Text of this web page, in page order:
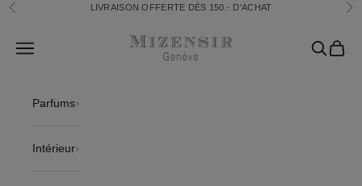
Passer au contenu
Précédent LIVRAISON OFFERTE DÈS 150.- D'ACHAT
Mizensir.ch
Translation missing: fr.header.general.open_menu
Panier
Parfums
Intérieur